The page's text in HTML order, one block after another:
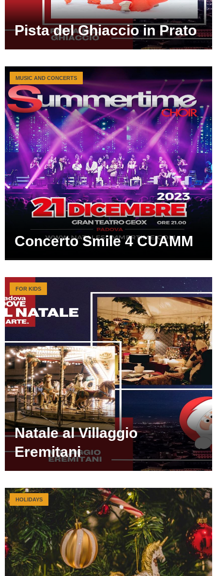
Pista del Ghiaccio in Prato
Concerto Smile 4 CUAMM
MUSIC AND CONCERTS
Natale al Villaggio
Eremitani
FOR KIDS
HOLIDAYS